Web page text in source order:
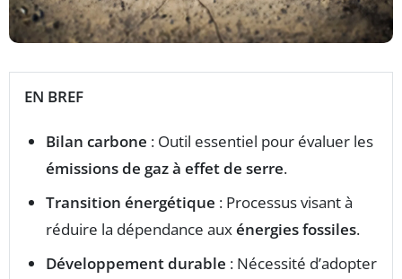
EN BREF
Bilan carbone : Outil essentiel pour évaluer les
émissions de gaz à effet de serre.
Transition énergétique : Processus visant à
réduire la dépendance auxénergies fossiles.
Développement durable : Nécessité d’adopter